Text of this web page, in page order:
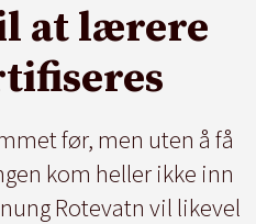
at lærere
før, men uten å få
kom heller ikke inn
Rotevatn vil likevel